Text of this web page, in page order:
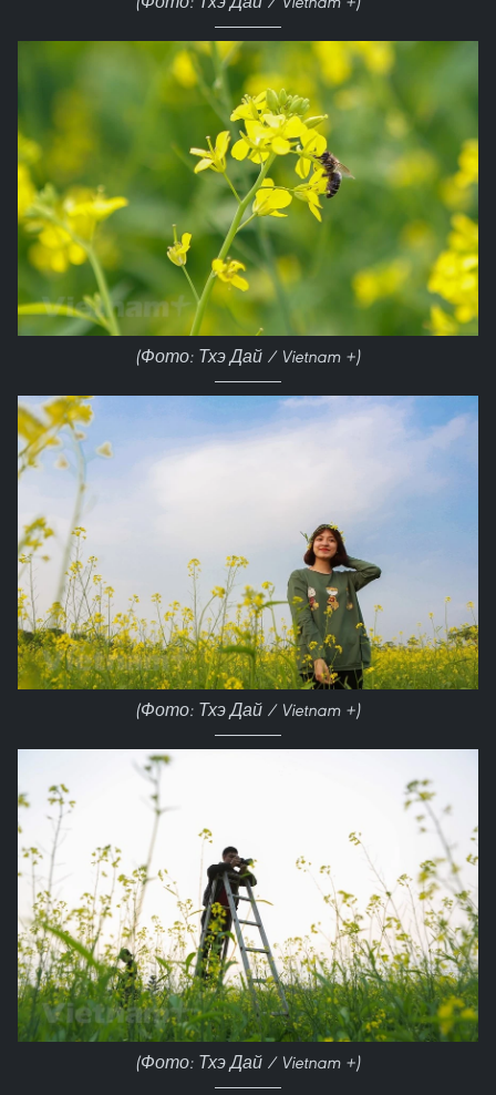
(Фото: Тхэ Дай / Vietnam +)
(Фото: Тхэ Дай / Vietnam +)
(Фото: Тхэ Дай / Vietnam +)